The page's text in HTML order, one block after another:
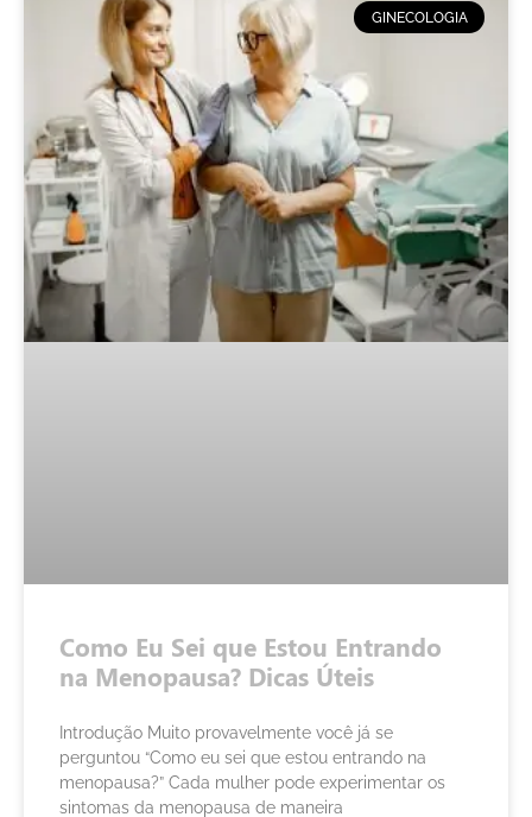
GINECOLOGIA
Como Eu Sei que Estou Entrando
na Menopausa? Dicas Úteis
Introdução Muito provavelmente você já se
perguntou “Como eu sei que estou entrando na
menopausa?” Cada mulher pode experimentar os
sintomas da menopausa de maneira